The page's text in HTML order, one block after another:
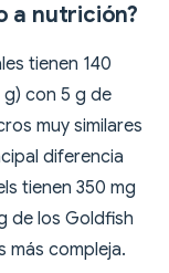
a nutrición?
tienen 140
con 5 g de
muy similares
diferencia
tienen 350 mg
de los Goldfish
más compleja.